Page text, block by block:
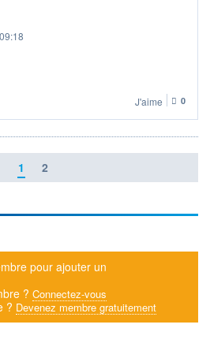
09:18
J'aime 0
1 2
pour ajouter un
? Connectez-vous
? Devenez membre gratuitement